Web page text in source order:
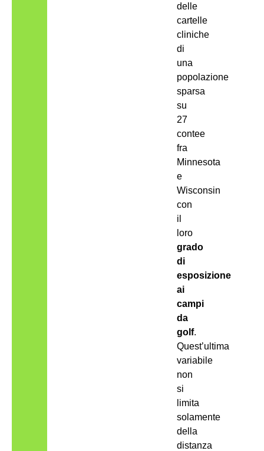
delle
cartelle
cliniche
di
una
popolazione
sparsa
su
27
contee
fra
Minnesota
e
Wisconsin
con
il
loro
grado
di
esposizione
ai
campi
da
golf.
Quest’ultima
variabile
non
si
limita
solamente
della
distanza